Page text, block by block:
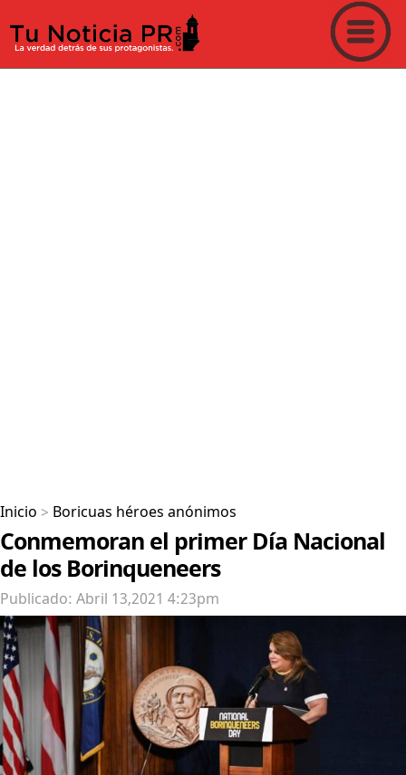
Inicio > Boricuas héroes anónimos
Conmemoran el primer Día Nacional
de los Borinqueneers
Publicado: Abril 13,2021 4:23pm